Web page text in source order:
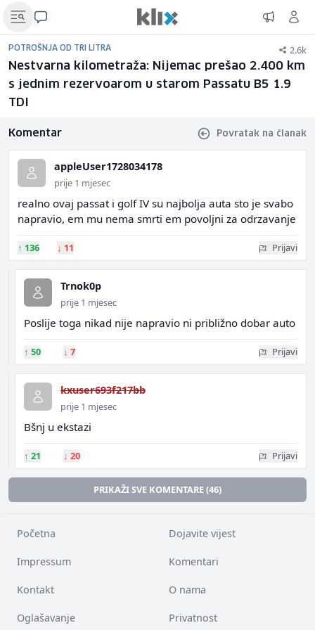
POTROŠNJA OD TRI LITRA 2.6k
Nestvarna kilometraža: Nijemac prešao 2.400 km
s jednim rezervoarom u starom Passatu B5 1.9
TDI
Komentar Povratak na članak
appleUser1728034178
prije 1 mjesec
realno ovaj passat i golf IV su najbolja auta sto je svabo
napravio, em mu nema smrti em povoljni za odrzavanje
↑ 136 ↓ 11 Prijavi
Trnok0p
prije 1 mjesec
Poslije toga nikad nije napravio ni približno dobar auto
↑ 50 ↓ 7 Prijavi
kxuser693f217bb
prije 1 mjesec
Bšnj u ekstazi
↑ 21 ↓ 20 Prijavi
PRIKAŽI SVE KOMENTARE (46)
Početna Dojavite vijest
Impressum Komentari
Kontakt O nama
Oglašavanje Privatnost